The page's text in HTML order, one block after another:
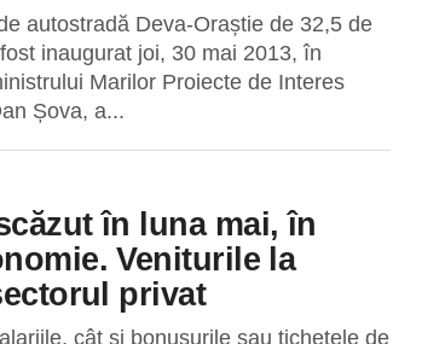
autostradă Deva-Oraștie de 32,5 de
inaugurat joi, 30 mai 2013, în
Marilor Proiecte de Interes
Șova, a...
în luna mai, în
Veniturile la
privat
cât şi bonusurile sau tichetele de